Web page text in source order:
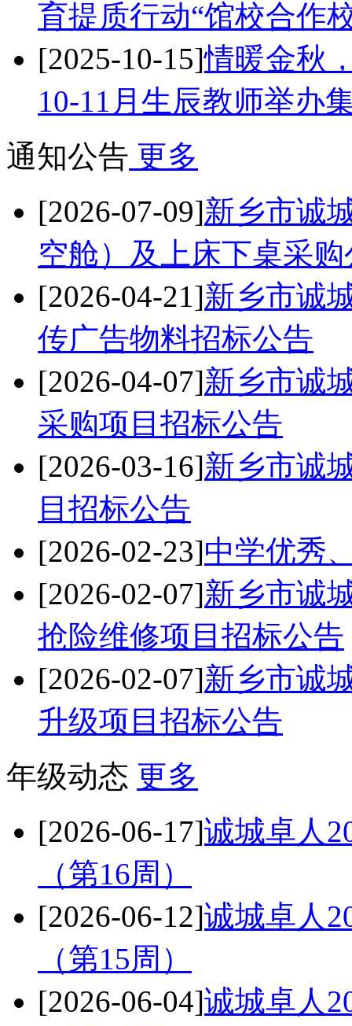
育提质行动“馆校合作
[2025-10-15]情暖金秋
10-11月生辰教师举办
通知公告 更多
[2026-07-09]新乡市诚
空舱）及上床下桌采
[2026-04-21]新乡市诚
传广告物料招标公告
[2026-04-07]新乡市诚
采购项目招标公告
[2026-03-16]新乡市诚
目招标公告
[2026-02-23]中学优秀
[2026-02-07]新乡市诚
抢险维修项目招标公告
[2026-02-07]新乡市诚
升级项目招标公告
年级动态 更多
[2026-06-17]诚城卓人
（第16周）
[2026-06-12]诚城卓人
（第15周）
[2026-06-04]诚城卓人